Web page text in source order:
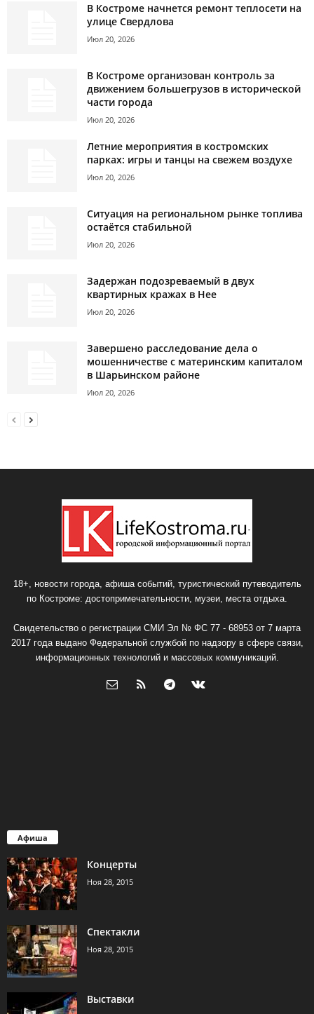
В Костроме начнется ремонт теплосети на
улице Свердлова
Июл 20, 2026
В Костроме организован контроль за
движением большегрузов в исторической
части города
Июл 20, 2026
Летние мероприятия в костромских
парках: игры и танцы на свежем воздухе
Июл 20, 2026
Ситуация на региональном рынке топлива
остаётся стабильной
Июл 20, 2026
Задержан подозреваемый в двух
квартирных кражах в Нее
Июл 20, 2026
Завершено расследование дела о
мошенничестве с материнским капиталом
в Шарьинском районе
Июл 20, 2026
18+, новости города, афиша событий, туристический путеводитель
по Костроме: достопримечательности, музеи, места отдыха.
Свидетельство о регистрации СМИ Эл № ФС 77 - 68953 от 7 марта
2017 года выдано Федеральной службой по надзору в сфере связи,
информационных технологий и массовых коммуникаций.
Афиша
Концерты
Ноя 28, 2015
Спектакли
Ноя 28, 2015
Выставки